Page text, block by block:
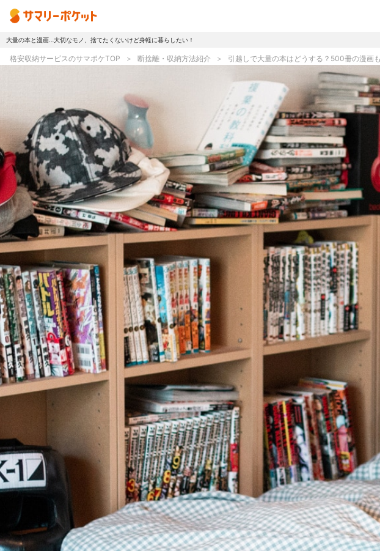
プランとボックス
オプションサービス
おしゃれ着保管
無酸素保管
ラグ・マットクリーニング
シューズリペア
あんしんサポート
料金
プラン診断
よくある質問
お知らせ・メディア情報
ご利用者の声
企業様へ
大量の本と漫画…大切なモノ、捨てたくないけど身軽に暮らしたい！
格安収納サービスのサマポケTOP 断捨離・収納方法紹介 引越しで大量の本はどうする？500冊の漫画